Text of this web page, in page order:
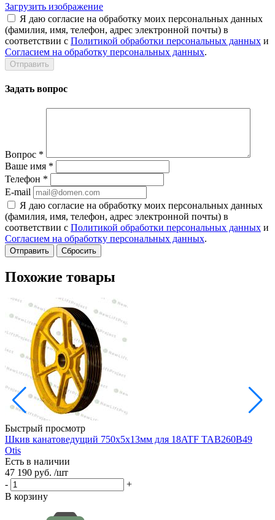
Загрузить изображение
Я даю согласие на обработку моих персональных данных
(фамилия, имя, телефон, адрес электронной почты) в
соответствии с Политикой обработки персональных данных и
Согласием на обработку персональных данных.
Задать вопрос
Вопрос *
Ваше имя *
Телефон *
E-mail
Я даю согласие на обработку моих персональных данных
(фамилия, имя, телефон, адрес электронной почты) в
соответствии с Политикой обработки персональных данных и
Согласием на обработку персональных данных.
Сбросить
Похожие товары
Быстрый просмотр
Шкив канатоведущий 750х5х13мм для 18ATF TAB260B49
Otis
Есть в наличии
47 190 руб. /шт
-
+
В корзину